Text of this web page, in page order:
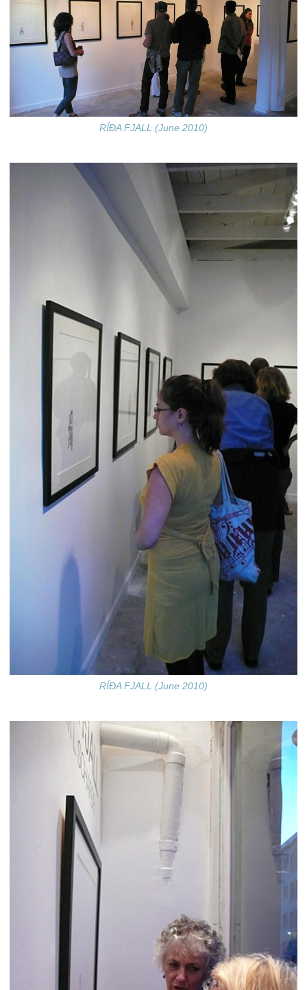
RÍÐA FJALL (June 2010)
RÍÐA FJALL (June 2010)